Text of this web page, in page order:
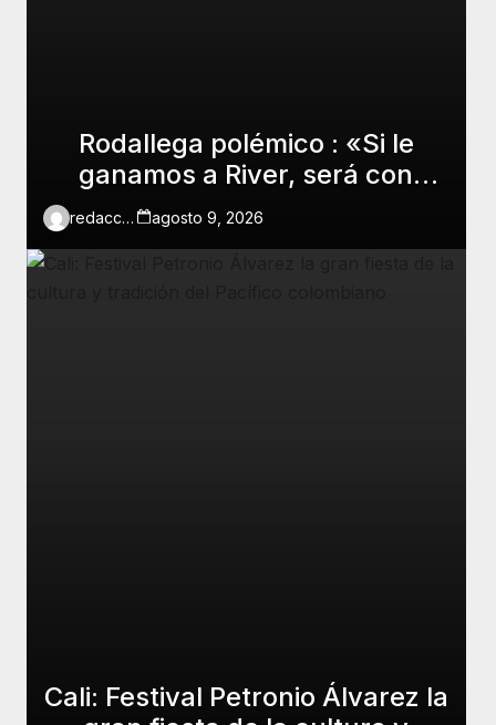
Rodallega polémico : «Si le
ganamos a River, será con
huevitos»
redaccion agosto 9, 2026
Cali: Festival Petronio Álvarez la